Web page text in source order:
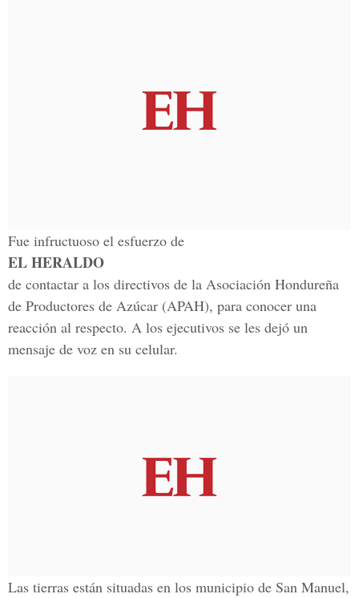
Fue infructuoso el esfuerzo de
EL HERALDO
de contactar a los directivos de la Asociación Hondureña
de Productores de Azúcar (APAH), para conocer una
reacción al respecto. A los ejecutivos se les dejó un
mensaje de voz en su celular.
Las tierras están situadas en los municipio de San Manuel,